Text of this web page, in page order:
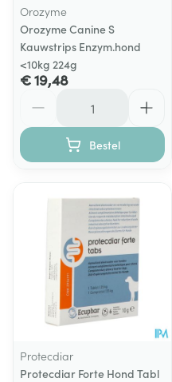
Orozyme
Orozyme Canine S
Kauwstrips Enzym.hond
<10kg 224g
€ 19,48
Bestel
Protecdiar
Protecdiar Forte Hond Tabl